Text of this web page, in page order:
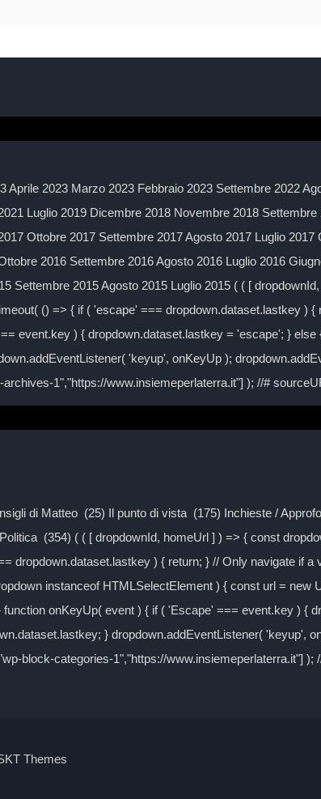
Aprile 2023 Marzo 2023 Febbraio 2023 Settembre 2022
Luglio 2019 Dicembre 2018 Novembre 2018
Ottobre 2017 Settembre 2017 Agosto 2017 Luglio
2016 Settembre 2016 Agosto 2016 Luglio 2016
Settembre 2015 Agosto 2015 Luglio 2015 ( ( [
() => { if ( 'escape' === dropdown.dataset.lastkey )
event.key ) { dropdown.dataset.lastkey = 'escape'; }
'keyup', onKeyUp );
1","https://www.insiemeperlaterra.it"] ); //#
di Matteo (25) Il punto di vista (175) Inchieste /
(354) ( ( [ dropdownId, homeUrl ] ) => { const
dropdown.dataset.lastkey ) { return; } // Only navigate if
instanceof HTMLSelectElement ) { const url =
function onKeyUp( event ) { if ( 'Escape' === event.key )
} dropdown.addEventListener( 'keyup',
block-categories-1","https://www.insiemeperlaterra.it"]
Themes